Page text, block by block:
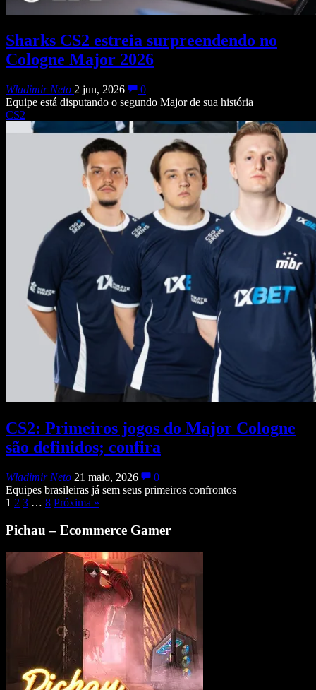
Sharks CS2 estreia surpreendendo no
Cologne Major 2026
Wladimir Neto 2 jun, 2026
0
Equipe está disputando o segundo Major de sua história
CS2
CS2: Primeiros jogos do Major Cologne
são definidos; confira
Wladimir Neto 21 maio, 2026
0
Equipes brasileiras já sem seus primeiros confrontos
1 2 3 … 8 Próxima »
Pichau – Ecommerce Gamer